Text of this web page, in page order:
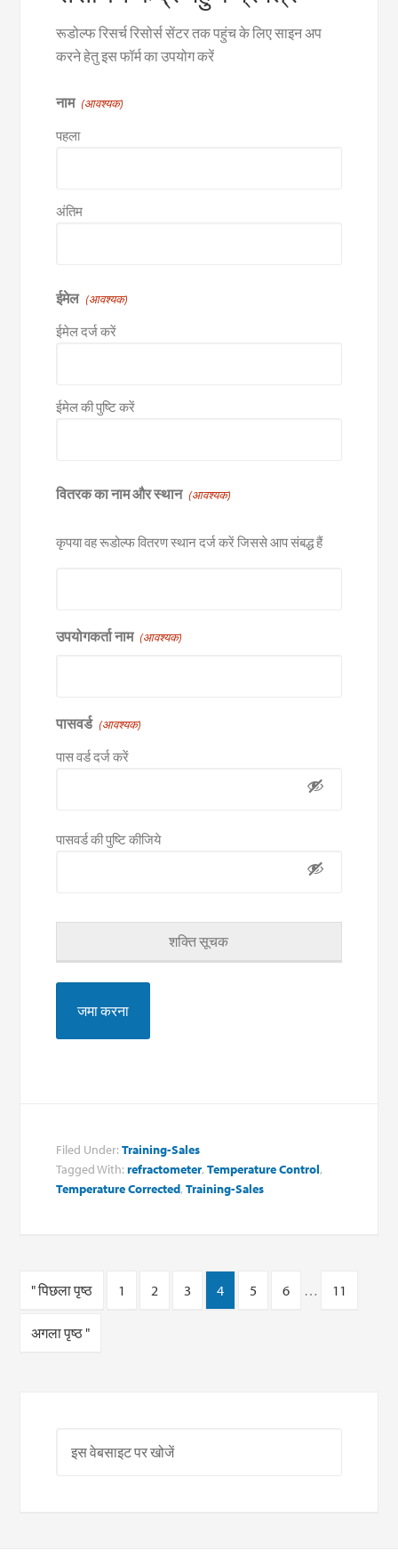
रूडोल्फ रिसर्च रिसोर्स सेंटर तक पहुंच के लिए साइन अप
करने हेतु इस फॉर्म का उपयोग करें
नाम (आवश्यक)
पहला
अंतिम
ईमेल (आवश्यक)
ईमेल दर्ज करें
ईमेल की पुष्टि करें
वितरक का नाम और स्थान (आवश्यक)
कृपया वह रूडोल्फ वितरण स्थान दर्ज करें जिससे आप संबद्ध हैं
उपयोगकर्ता नाम (आवश्यक)
पासवर्ड (आवश्यक)
पास वर्ड दर्ज करें
पासवर्ड की पुष्टि कीजिये
शक्ति सूचक
Filed Under:Training-Sales
Tagged With:refractometer,Temperature Control,
Temperature Corrected,Training-Sales
" पिछला पृष्ठ 1 2 3 4 5 6 … 11
अगला पृष्ठ "